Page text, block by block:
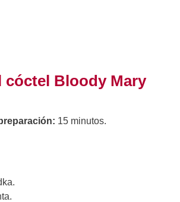
cóctel Bloody Mary
15 minutos.